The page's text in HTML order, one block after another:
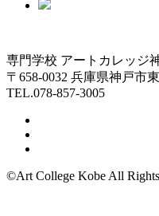
専門学校 アートカレッジ
〒658-0032 兵庫県神戸市
TEL.078-857-3005
©Art College Kobe All Rights